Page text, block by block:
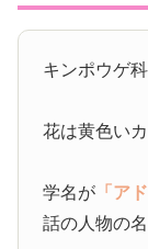
キンポウゲ
花は黄色い
学名が 「ア
話の人物の名